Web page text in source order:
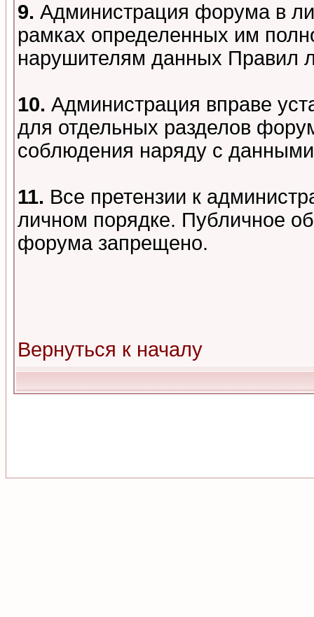
9. Администрация форума в
рамках определенных им
нарушителям данных Правил
10. Администрация вправе
для отдельных разделов
соблюдения наряду с
11. Все претензии к
личном порядке. Публичное
форума запрещено.
Вернуться к началу